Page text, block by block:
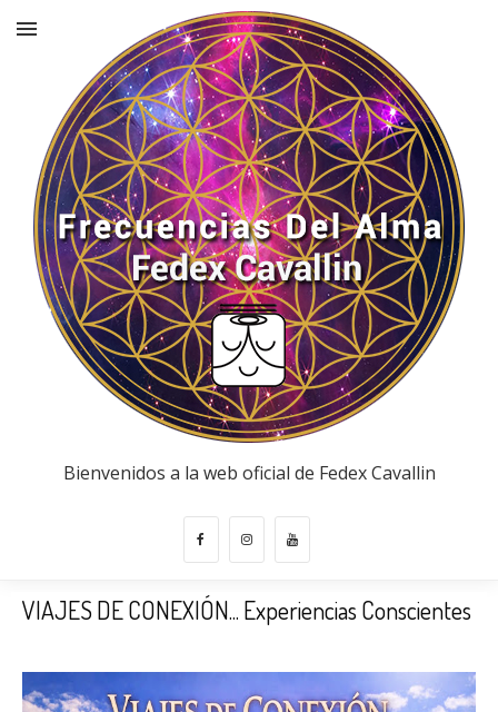
Bienvenidos a la web oficial de Fedex Cavallin
VIAJES DE CONEXIÓN... Experiencias Conscientes